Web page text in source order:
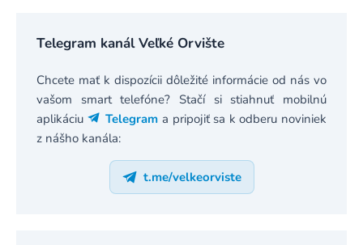
Telegram kanál Veľké Orvište
Chcete mať k dispozícii dôležité informácie od nás vo
vašom smart telefóne? Stačí si stiahnuť mobilnú
aplikáciu
Telegram a pripojiť sa k odberu noviniek
z nášho kanála:
t.me/velkeorviste